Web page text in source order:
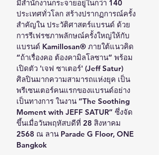
มีสำนักงานกระจายอยู่ในกว่า 140
ประเทศทั่วโลก สร้างปรากฏการณ์ครั้ง
สำคัญใน ประวัติศาสตร์แบรนด์ ด้วย
การรีเฟรชภาพลักษณ์ครั้งใหญ่ให้กับ
แบรนด์ Kamillosan® ภายใต้แนวคิด
“ถ้าเรื่องคอ ต้องคามิลโลซาน” พร้อม
เปิดตัว 'เจฟ ซาเตอร์' (Jeff Satur)
ศิลปินมากความสามารถแห่งยุค เป็น
พรีเซนเตอร์คนแรกของแบรนด์อย่าง
เป็นทางการ ในงาน “The Soothing
Moment with JEFF SATUR” ซึ่งจัด
ขึ้นเมื่อวันพฤหัสบดีที่ 28 สิงหาคม
2568 ณ ลาน Parade G Floor, ONE
Bangkok